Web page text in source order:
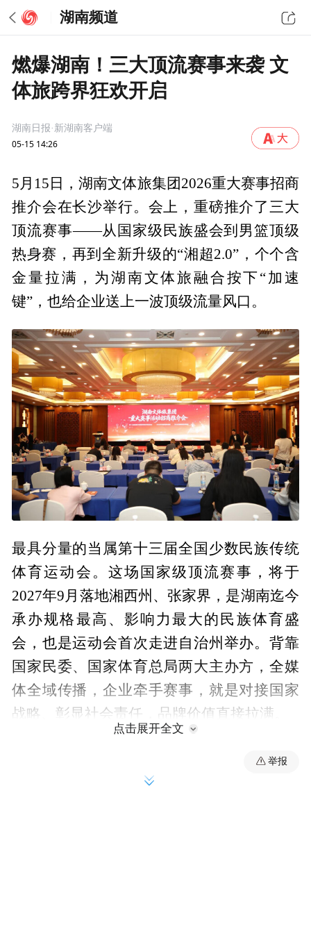
湖南频道
燃爆湖南！三大顶流赛事来袭 文
体旅跨界狂欢开启
湖南日报·新湖南客户端
05-15 14:26
5月15日，湖南文体旅集团2026重大赛事招商
推介会在长沙举行。会上，重磅推介了三大
顶流赛事——从国家级民族盛会到男篮顶级
热身赛，再到全新升级的“湘超2.0”，个个含
金量拉满，为湖南文体旅融合按下“加速
键”，也给企业送上一波顶级流量风口。
最具分量的当属第十三届全国少数民族传统
体育运动会。这场国家级顶流赛事，将于
2027年9月落地湘西州、张家界，是湖南迄今
承办规格最高、影响力最大的民族体育盛
会，也是运动会首次走进自治州举办。背靠
国家民委、国家体育总局两大主办方，全媒
体全域传播，企业牵手赛事，就是对接国家
战略、彰显社会责任，品牌价值直接拉满。
点击展开全文
举报